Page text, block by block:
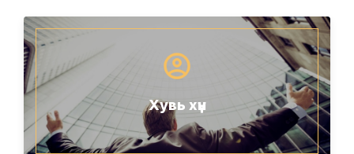
Хувь хүн